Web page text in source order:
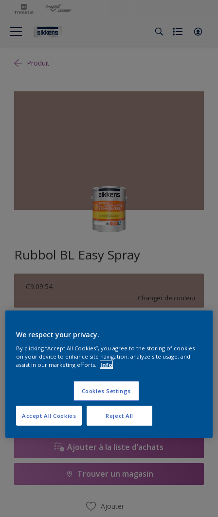
Produit
Rubbol BL Easy Spray
C9.09.54
Changer de couleur
5L
Quantité Calculateur de peinture
Ajouter à la liste d’achats
Trouver un magasin
Ajouter
We respect your privacy.
By clicking “Accept All Cookies”, you agree to the storing of cookies
on your device to enhance site navigation, analyze site usage, and
assist in our marketing efforts.
Info
Cookies Settings
Reject All
Accept All Cookies